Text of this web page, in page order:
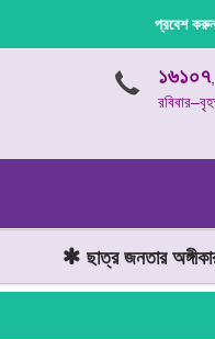
প্রবেশ করুন
১৬১০৭
ছাত্র জনতার